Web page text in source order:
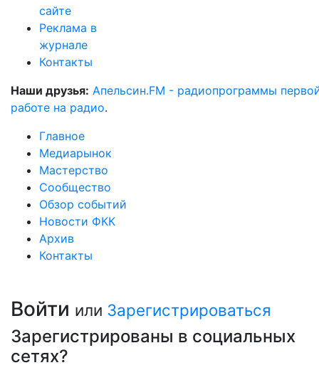
сайте
Реклама в
журнале
Контакты
Наши друзья: Апельсин.FM - радиопрограммы
работе на радио.
Главное
Медиарынок
Мастерство
Сообщество
Обзор событий
Новости ФКК
Архив
Контакты
Войти или Зарегистрироваться
Зарегистрированы в социальных
сетях?